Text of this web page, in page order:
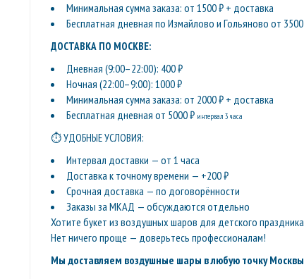
Минимальная сумма заказа: от 1500 ₽ + доставка
Бесплатная дневная по Измайлово и Гольяново от
ДОСТАВКА ПО МОСКВЕ:
Дневная (9:00–22:00): 400 ₽
Ночная (22:00–9:00): 1000 ₽
Минимальная сумма заказа: от 2000 ₽ + доставка
Бесплатная дневная от 5000 ₽ интервал 3 часа
⏱ УДОБНЫЕ УСЛОВИЯ:
Интервал доставки — от 1 часа
Доставка к точному времени — +200 ₽
Срочная доставка — по договорённости
Заказы за МКАД — обсуждаются отдельно
Хотите букет из воздушных шаров для детского
Нет ничего проще — доверьтесь профессионалам!
Мы доставляем воздушные шары в любую точку